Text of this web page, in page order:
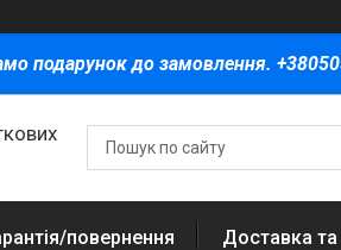
подарунок до замовлення.
повернення Доставка та